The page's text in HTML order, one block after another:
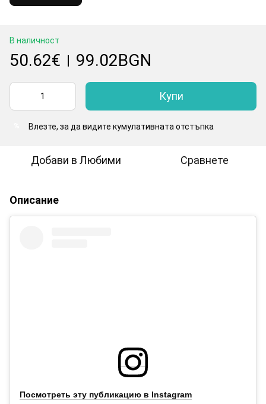
В наличност
50.62€ | 99.02BGN
Купи
Влезте, за да видите кумулативната отстъпка
Добави в Любими Сравнете
Описание
Посмотреть эту публикацию в Instagram